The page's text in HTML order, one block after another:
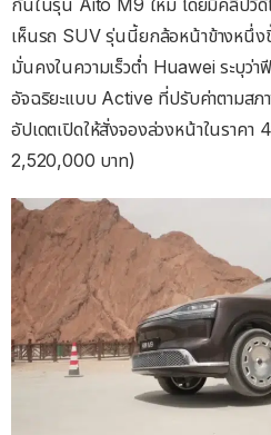
เห็นรถ SUV รุ่นนี้ยกล้อหน้าข้างหนึ่ง
มั่นคงในความเร็วต่ำ Huawei ระบุว่
อัจฉริยะแบบ Active ที่ปรับค่าตามส
อัปเดตเปิดให้สั่งจองล่วงหน้าในราค
2,520,000 บาท)